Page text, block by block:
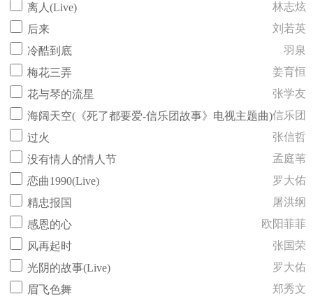
离人(Live)
林志炫
后来
刘若英
冷酷到底
羽泉
梅花三弄
姜育恒
花与琴的流星
张学友
海阔天空(《死了都要爱-信乐团故事》电视主题曲)信乐团
过火
张信哲
没有情人的情人节
孟庭苇
恋曲1990(Live)
罗大佑
精忠报国
屠洪纲
感恩的心
欧阳菲菲
风再起时
张国荣
光阴的故事(Live)
罗大佑
眉飞色舞
郑秀文